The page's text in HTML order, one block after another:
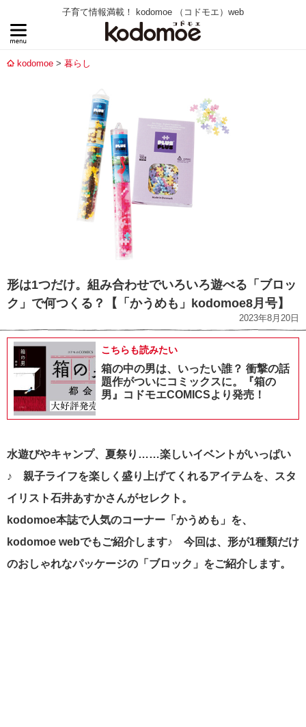
子育て情報満載！ kodomoe （コドモエ）web
kodomoe 暮らし
形は1つだけ。組み合わせでいろいろ遊べる「ブロッ
ク」で何つくる？【「かうめも」kodomoe8月号】
2023年8月20日
こちらも読みたい
箱の中の男は、いったい誰？ 衝撃の話
題作がついにコミックスに。『箱の
男』コドモエCOMICSより発売！
水遊びやキャンプ、夏祭り……楽しいイベントがいっぱい
♪ 親子ライフを楽しく盛り上げてくれるアイテムを、スタ
イリスト石井あすかさんがセレクト。
kodomoe本誌で人気のコーナー「かうめも」を、
kodomoe webでもご紹介します♪ 今回は、形が1種類だけ
のおしゃれなパッケージの「ブロック」をご紹介します。